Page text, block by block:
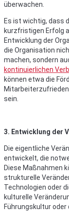
überwachen.
Es ist wichtig, dass
kurzfristigen Erfolg
Entwicklung der
die Organisation
machen, sondern
kontinuierlichen
können etwa die
sein.
3. Entwicklung der
Die eigentliche
entwickelt, die
Diese Maßnahmen
strukturelle
Technologien oder
kulturelle
Führungskultur